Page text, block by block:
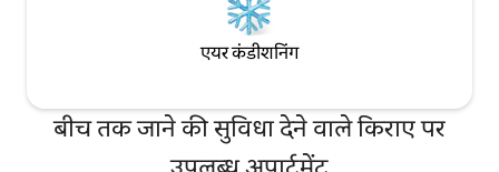
एयर कंडीशनिंग
बीच तक जाने की सुविधा देने वाले किराए पर